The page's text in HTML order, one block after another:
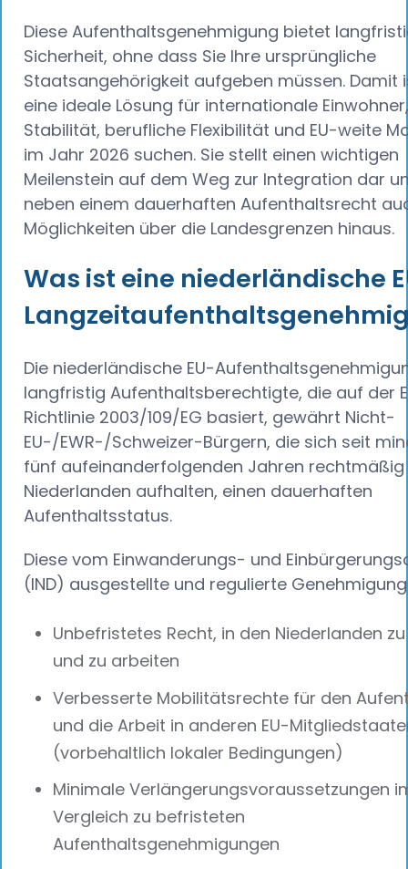
Diese Aufenthaltsgenehmigung bietet
Sicherheit, ohne dass Sie Ihre ursprüngliche
Staatsangehörigkeit aufgeben müssen. Damit
eine ideale Lösung für internationale
Stabilität, berufliche Flexibilität und EU-weite
im Jahr 2026 suchen. Sie stellt einen wichtigen
Meilenstein auf dem Weg zur Integration dar
neben einem dauerhaften Aufenthaltsrecht
Möglichkeiten über die Landesgrenzen hinaus.
Was ist eine niederländische
Die niederländische EU-
langfristig Aufenthaltsberechtigte, die auf der
Richtlinie 2003/109/EG basiert, gewährt Nicht-
EU-/EWR-/Schweizer-Bürgern, die sich seit
fünf aufeinanderfolgenden Jahren rechtmäßig
Niederlanden aufhalten, einen dauerhaften
Aufenthaltsstatus.
Diese vom Einwanderungs- und
(IND) ausgestellte und regulierte
Unbefristetes Recht, in den Niederlanden
und zu arbeiten
Verbesserte Mobilitätsrechte für den
und die Arbeit in anderen EU-
(vorbehaltlich lokaler Bedingungen)
Minimale Verlängerungsvoraussetzungen
Vergleich zu befristeten
Aufenthaltsgenehmigungen